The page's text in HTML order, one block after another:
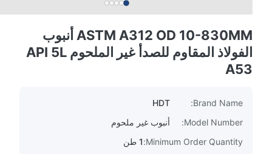
ASTM A312 OD 10-830MM أنبوب
الفولاذ المقاوم للصدأ غير الملحوم API 5L
A53
Brand Name:
Model Number:
أنبوب غير ملحوم
Minimum Order Quantity: 1 طن